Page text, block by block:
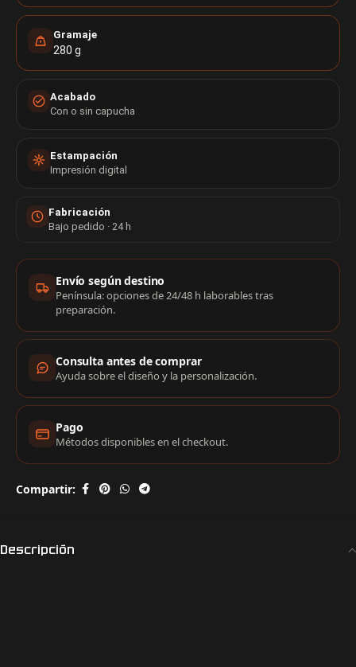
Gramaje
280 g
Acabado
Con o sin capucha
Estampación
Impresión digital
Fabricación
Bajo pedido · 24 h
Información de compra
Envío según destino
Península: opciones de 24/48 h laborables tras
preparación.
Consulta antes de comprar
Ayuda sobre el diseño y la personalización.
Pago
Métodos disponibles en el checkout.
Compartir:
Descripción